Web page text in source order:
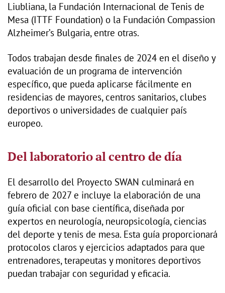
Liubliana, la Fundación Internacional de Tenis de
Mesa (ITTF Foundation) o la Fundación Compassion
Alzheimer’s Bulgaria, entre otras.
Todos trabajan desde finales de 2024 en el diseño y
evaluación de un programa de intervención
específico, que pueda aplicarse fácilmente en
residencias de mayores, centros sanitarios, clubes
deportivos o universidades de cualquier país
europeo.
Del laboratorio al centro de día
El desarrollo del Proyecto SWAN culminará en
febrero de 2027 e incluye la elaboración de una
guía oficial con base científica, diseñada por
expertos en neurología, neuropsicología, ciencias
del deporte y tenis de mesa. Esta guía proporcionará
protocolos claros y ejercicios adaptados para que
entrenadores, terapeutas y monitores deportivos
puedan trabajar con seguridad y eficacia.